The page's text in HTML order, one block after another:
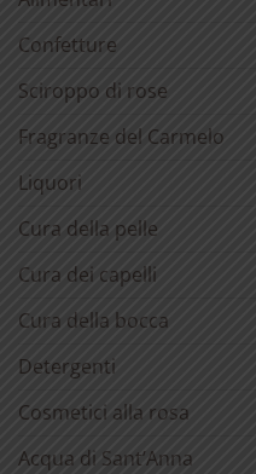
Confetture
Sciroppo di rose
Fragranze del Carmelo
Liquori
Cura della pelle
Cura dei capelli
Cura della bocca
Detergenti
Cosmetici alla rosa
Acqua di Sant’Anna